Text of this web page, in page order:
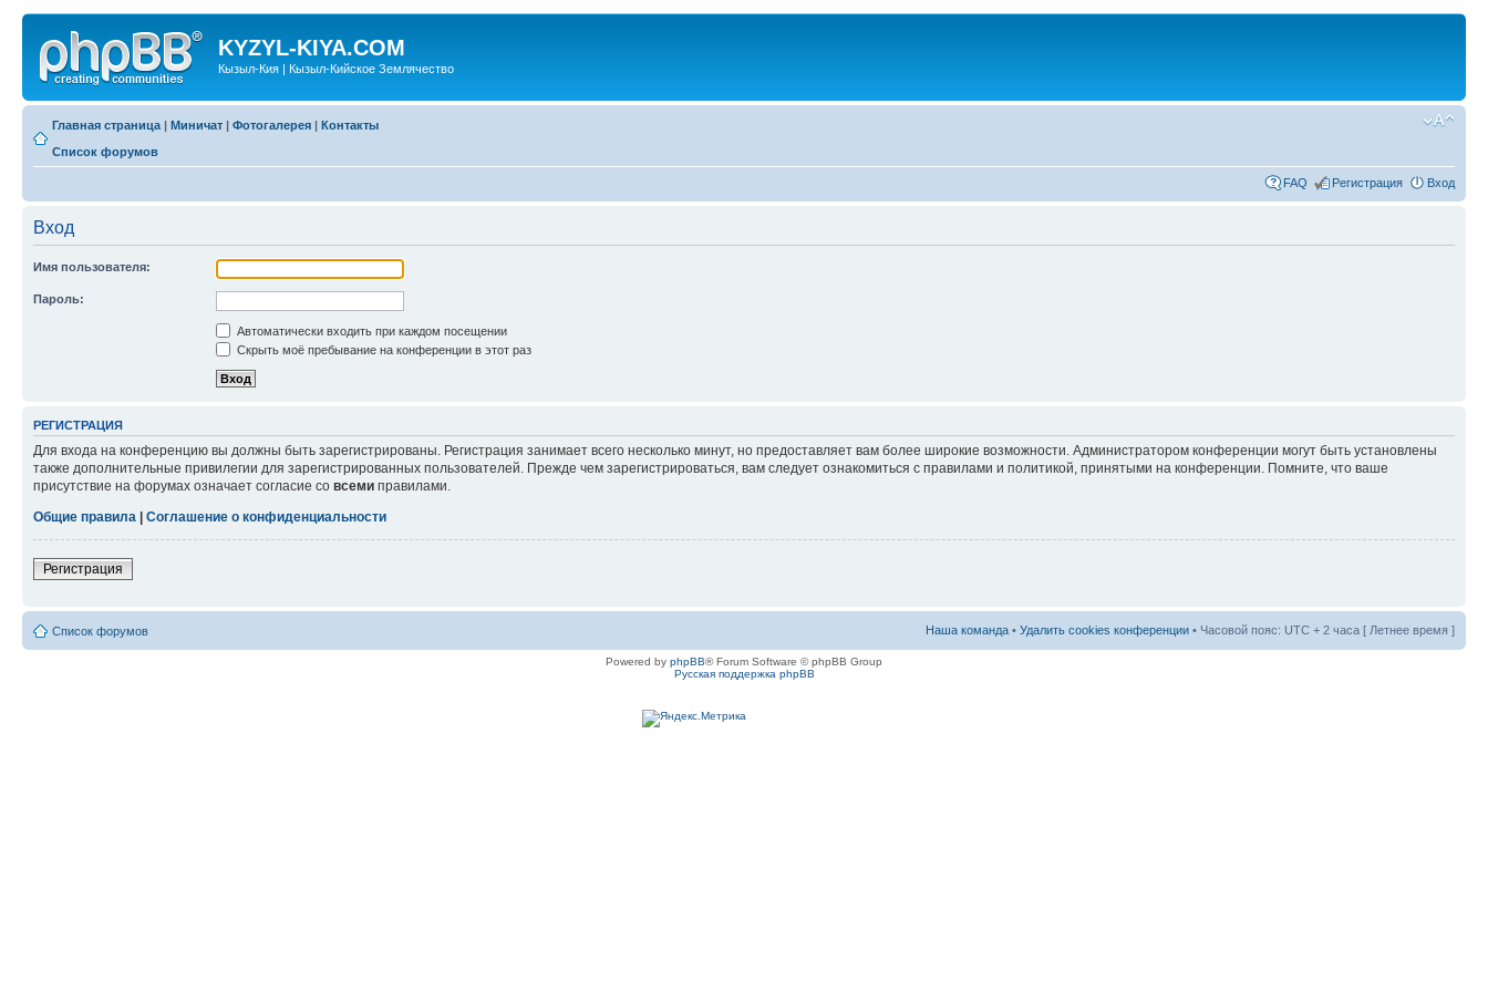
KYZYL-KIYA.COM
Кызыл-Кия | Кызыл-Кийское Землячество
Главная страница | Миничат | Фотогалерея | Контакты
Список форумов
FAQ Регистрация Вход
Вход
Имя пользователя:
Пароль:
Автоматически входить при каждом посещении
Скрыть моё пребывание на конференции в этот раз
РЕГИСТРАЦИЯ
Для входа на конференцию вы должны быть зарегистрированы. Регистрация занимает всего несколько минут, но предоставляет вам более широкие возможности. Администратором конференции могут быть установлены
также дополнительные привилегии для зарегистрированных пользователей. Прежде чем зарегистрироваться, вам следует ознакомиться с правилами и политикой, принятыми на конференции. Помните, что ваше
присутствие на форумах означает согласие со всеми правилами.
Общие правила
Соглашение о конфиденциальности
Регистрация
Список форумов Наша команда • Удалить cookies конференции • Часовой пояс: UTC + 2 часа [ Летнее время ]
Powered by phpBB® Forum Software © phpBB Group
Русская поддержка phpBB